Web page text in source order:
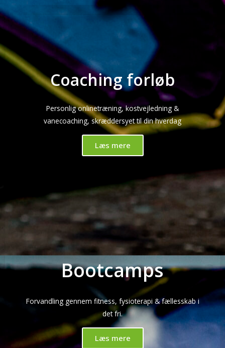
Coaching forløb
Personlig onlinetræning, kostvejledning &
vanecoaching, skræddersyet til din hverdag
Læs mere
Bootcamps
Forvandling gennem fitness, fysioterapi & fællesskab i
det fri.
Læs mere